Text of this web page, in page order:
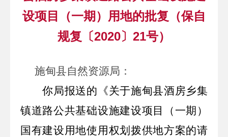
设项目（一期）用地的批复（保自
规复〔2020〕21号）
施甸县自然资源局 ：
你局报送的《关于施甸县酒房乡集
镇道路公共基础设施建设项目（一期）
国有建设用地使用权划拨供地方案的请